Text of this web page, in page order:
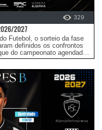
329
2026/2027
Futebol, o sorteio da fase
definidos os confrontos
do campeonato agendado